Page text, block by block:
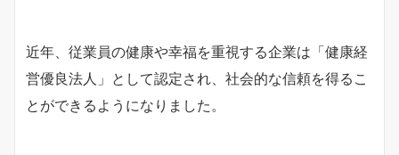
近年、従業員の健康や幸福を重視する企業は「健康経
営優良法人」として認定され、社会的な信頼を得るこ
とができるようになりました。